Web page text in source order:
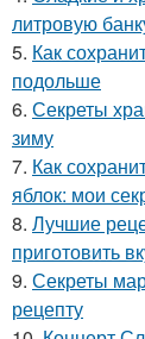
литровую
5. Как
подольше
6. Секреты
зиму
7. Как
яблок: мои
8. Лучшие
приготовить
9. Секреты
рецепту